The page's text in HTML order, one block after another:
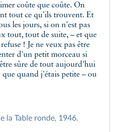
coûte que coûte. On
tout ce qu'ils trouvent. Et
les jours, si on n'est pas
tout, tout de suite, – et que
! Je ne veux pas être
d'un petit morceau si
sûre de tout aujourd'hui
que quand j'étais petite – ou
la Table ronde, 1946.